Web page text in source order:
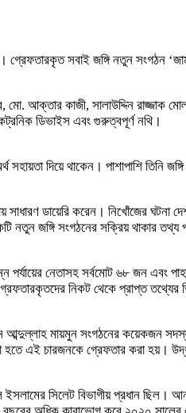
গ্রেফতারকৃত সবাই জঙ্গি নতুন সংগঠন
আক্তার কাজী, সালাউদ্দিন রাজ্জাক
ডিভাইস এবং গুরুত্বপূর্ণ নথি।
দিয়ে থাকেন। পাশাপাশি তিনি
ডায়েরি করেন। নিখোঁজের ঘটনা
নতুন জঙ্গি সংগঠনের সক্রিয় থাকার
নেতাসহ সর্বমোট ৬৮ জন এবং
নিকট থেকে প্রাপ্ত তথ্যের
আব্দুল্লাহ মায়মুন সংগঠনের কয়েকজন
হতে এই চারজনকে গ্রেফতার করা
সিলেট বিভাগীয় প্রধান ছিল।